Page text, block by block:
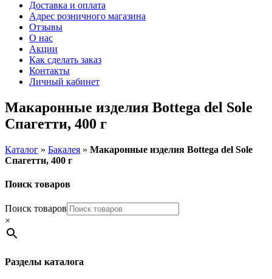
Доставка и оплата
Адрес розничного магазина
Отзывы
О нас
Акции
Как сделать заказ
Контакты
Личный кабинет
Макаронные изделия Bottega del Sole
Спагетти, 400 г
Каталог » Бакалея » Макаронные изделия Bottega del Sole
Спагетти, 400 г
Поиск товаров
Поиск товаров
×
Разделы каталога